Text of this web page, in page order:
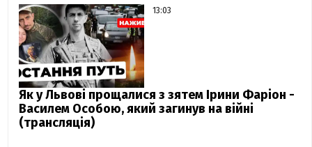
13:03
Як у Львові прощалися з зятем Ірини Фаріон -
Василем Особою, який загинув на війні
(трансляція)